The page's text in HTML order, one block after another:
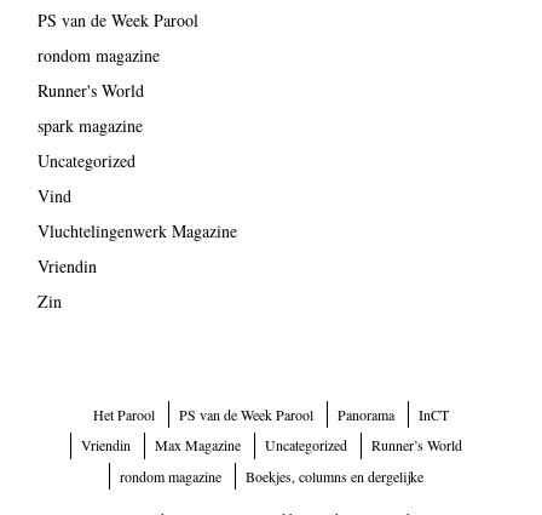
PS van de Week Parool
rondom magazine
Runner's World
spark magazine
Uncategorized
Vind
Vluchtelingenwerk Magazine
Vriendin
Zin
Het Parool PS van de Week Parool Panorama
InCT
Vriendin
Max Magazine Uncategorized
Runner’s World
rondom magazine
Boekjes, columns en dergelijke